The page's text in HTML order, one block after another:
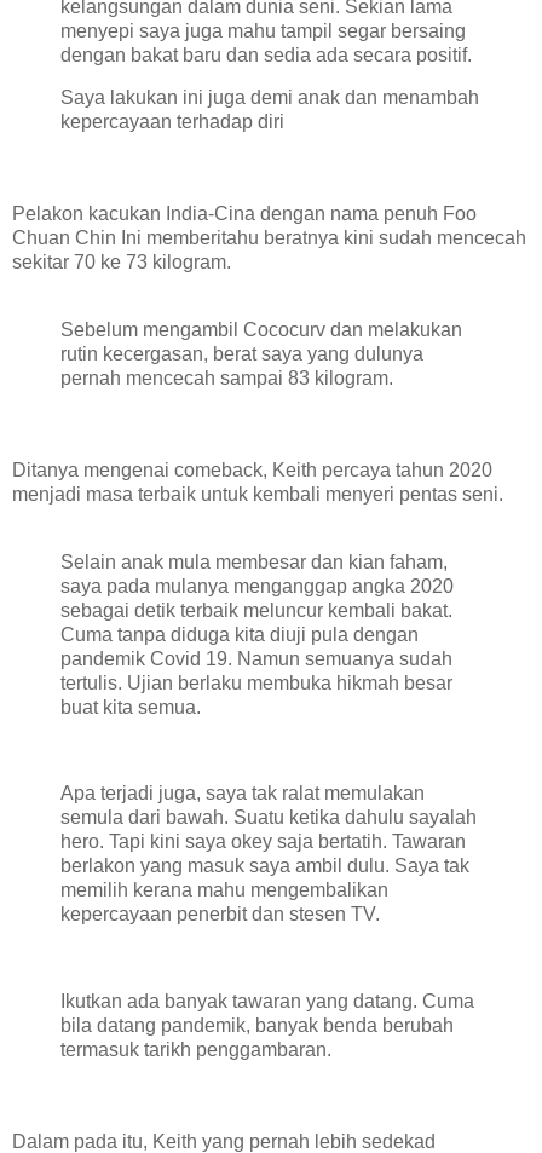
kelangsungan dalam dunia seni. Sekian lama
menyepi saya juga mahu tampil segar bersaing
dengan bakat baru dan sedia ada secara positif.
Saya lakukan ini juga demi anak dan menambah
kepercayaan terhadap diri
Pelakon kacukan India-Cina dengan nama penuh Foo
Chuan Chin Ini memberitahu beratnya kini sudah mencecah
sekitar 70 ke 73 kilogram.
Sebelum mengambil Cococurv dan melakukan
rutin kecergasan, berat saya yang dulunya
pernah mencecah sampai 83 kilogram.
Ditanya mengenai comeback, Keith percaya tahun 2020
menjadi masa terbaik untuk kembali menyeri pentas seni.
Selain anak mula membesar dan kian faham,
saya pada mulanya menganggap angka 2020
sebagai detik terbaik meluncur kembali bakat.
Cuma tanpa diduga kita diuji pula dengan
pandemik Covid 19. Namun semuanya sudah
tertulis. Ujian berlaku membuka hikmah besar
buat kita semua.
Apa terjadi juga, saya tak ralat memulakan
semula dari bawah. Suatu ketika dahulu sayalah
hero. Tapi kini saya okey saja bertatih. Tawaran
berlakon yang masuk saya ambil dulu. Saya tak
memilih kerana mahu mengembalikan
kepercayaan penerbit dan stesen TV.
Ikutkan ada banyak tawaran yang datang. Cuma
bila datang pandemik, banyak benda berubah
termasuk tarikh penggambaran.
Dalam pada itu, Keith yang pernah lebih sedekad